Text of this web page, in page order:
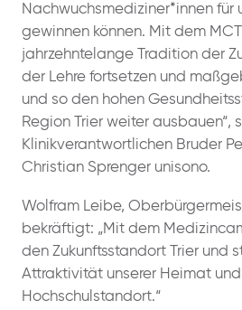
Nachwuchsmediziner*innen für
gewinnen können. Mit dem
jahrzehntelange Tradition der
der Lehre fortsetzen und
und so den hohen
Region Trier weiter
Klinikverantwortlichen Bruder
Christian Sprenger unisono.
Wolfram Leibe,
bekräftigt: „Mit dem
den Zukunftsstandort Trier und
Attraktivität unserer Heimat
Hochschulstandort.“